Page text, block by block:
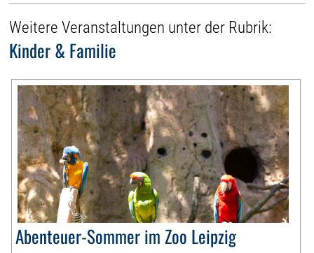
Weitere Veranstaltungen unter der Rubrik:
Kinder & Familie
Abenteuer-Sommer im Zoo Leipzig